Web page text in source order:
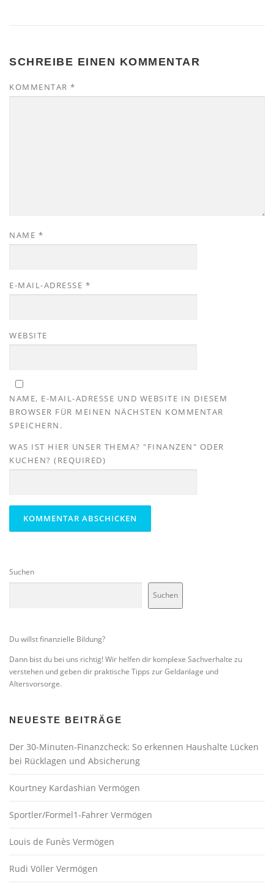
SCHREIBE EINEN KOMMENTAR
KOMMENTAR *
NAME *
E-MAIL-ADRESSE *
WEBSITE
NAME, E-MAIL-ADRESSE UND WEBSITE IN DIESEM
BROWSER FÜR MEINEN NÄCHSTEN KOMMENTAR
SPEICHERN.
WAS IST HIER UNSER THEMA? "FINANZEN" ODER
KUCHEN? (REQUIRED)
Suchen
Suchen
Du willst finanzielle Bildung?
Dann bist du bei uns richtig! Wir helfen dir komplexe Sachverhalte zu
verstehen und geben dir praktische Tipps zur Geldanlage und
Altersvorsorge.
NEUESTE BEITRÄGE
Der 30-Minuten-Finanzcheck: So erkennen Haushalte Lücken
bei Rücklagen und Absicherung
Kourtney Kardashian Vermögen
Sportler/Formel1-Fahrer Vermögen
Louis de Funès Vermögen
Rudi Völler Vermögen